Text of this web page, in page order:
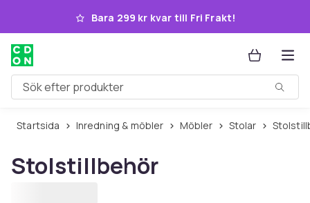
Hoppa till huvudinnehållet
Bara 299 kr kvar till Fri Frakt!
Sök efter produkter
Startsida Inredning & möbler Möbler Stolar
Stolstillbehör